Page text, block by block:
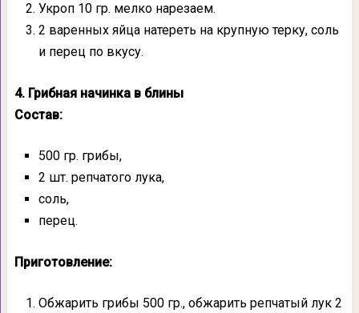
Укроп 10 гр. мелко нарезаем.
2 варенных яйца натереть на крупную терку, соль
и перец по вкусу.
4. Грибная начинка в блины
Состав:
500 гр. грибы,
2 шт. репчатого лука,
соль,
перец.
Приготовление:
Обжарить грибы 500 гр., обжарить репчатый лук 2